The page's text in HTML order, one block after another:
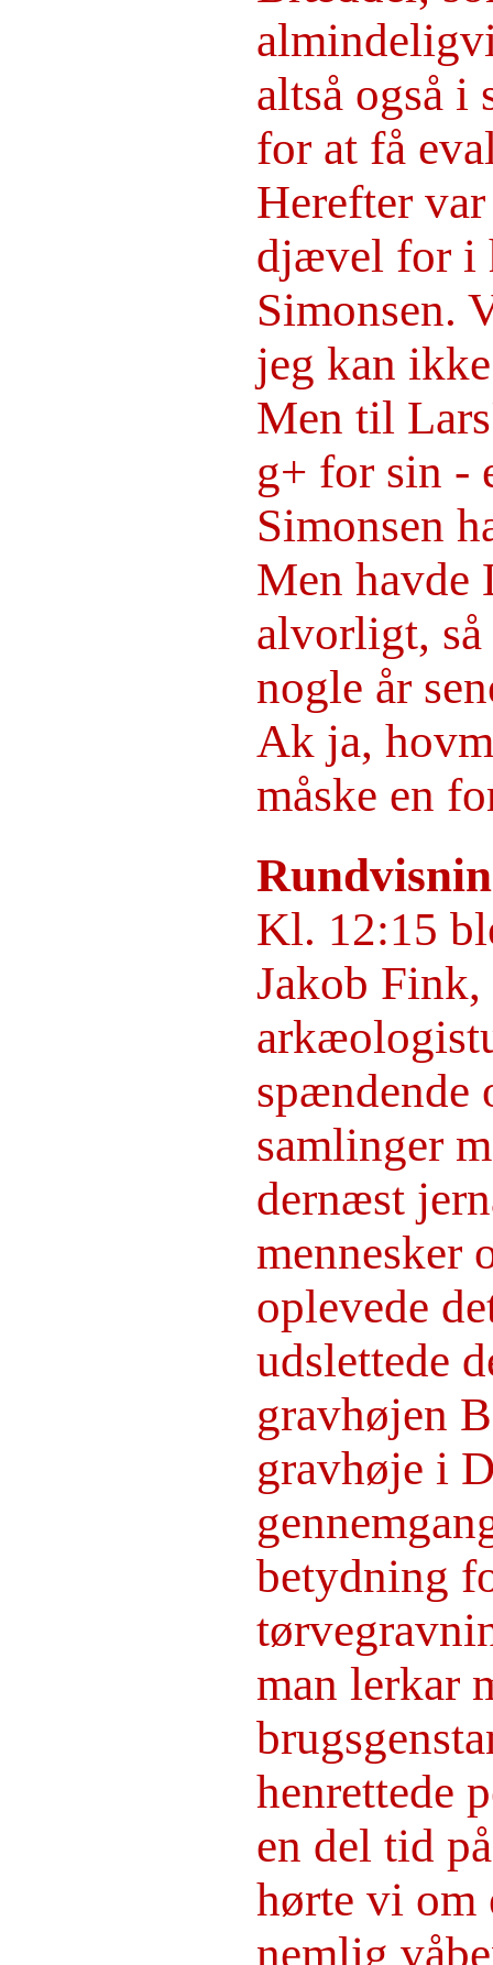
altså også i
for at få
Herefter
djævel for i
Simonsen.
jeg kan
Men til
g+ for sin -
Simonsen
Men havde
alvorligt, så
nogle år
Ak ja,
måske en
Kl. 12:15
Jakob Fink,
spændende
samlinger
dernæst
mennesker
oplevede
udslettede
gravhøjen
gravhøje i
betydning
man lerkar
henrettede
en del tid
hørte vi om
nemlig